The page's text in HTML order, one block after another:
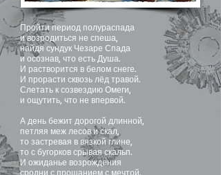
Пройти период полураспада
и возродиться не спеша,
найдя сундук Чезаре Спада
и осознав, что есть Душа.
И растворится в белом снеге.
И прорасти сквозь лёд травой.
Слетать к созвездию Омеги,
и ощутить, что не впервой.
А день бежит дорогой длинной,
петляя меж лесов и скал,
то застревая в вязкой глине,
то с бугорков срывая скальп.
И ожиданье возрождения
сродни с прощанием с мечтой.